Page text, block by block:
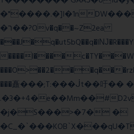
�"����.�]I�1n
�ר��?Ov�q��~Z2ea
����l����
���O>��2���q��
���矗���;T:���ᒎt��吁��
.�3�+4�e��Mm��#
�j�S���>�7� �